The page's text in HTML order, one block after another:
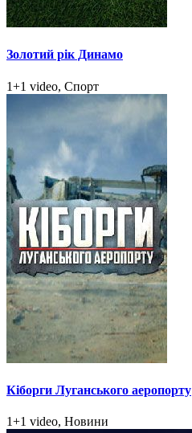
Золотий рік Динамо
1+1 video, Спорт
Кіборги Луганського аеропорту
1+1 video, Новини